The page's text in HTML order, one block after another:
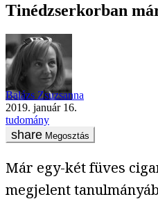
Tinédzserkorban
Balázs Zsuzsanna
2019. január 16.
tudomány
Megosztás
Már egy-két füves
megjelent